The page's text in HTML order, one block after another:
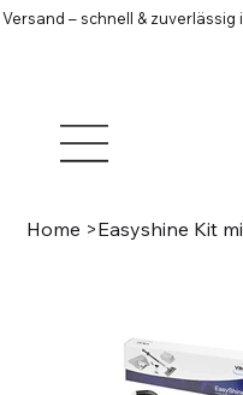
– schnell &
Home >Easyshine Kit